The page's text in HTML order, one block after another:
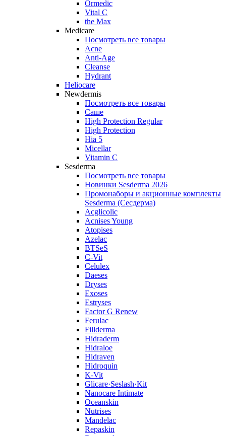
Ormedic
Vital C
the Max
Medicare
Посмотреть все товары
Acne
Anti‑Age
Cleanse
Hydrant
Heliocare
Newdermis
Посмотреть все товары
Саше
High Protection Regular
High Protection
Hia 5
Micellar
Vitamin C
Sesderma
Посмотреть все товары
Новинки Sesderma 2026
Промонаборы и акционные комплекты
Sesderma (Сесдерма)
Acglicolic
Acnises Young
Atopises
Azelac
BTSeS
C‑Vit
Celulex
Daeses
Dryses
Exoses
Estryses
Factor G Renew
Ferulac
Fillderma
Hidraderm
Hidraloe
Hidraven
Hidroquin
K-Vit
Glicare·Seslash·Kit
Nanocare Intimate
Oceanskin
Nutrises
Mandelac
Repaskin